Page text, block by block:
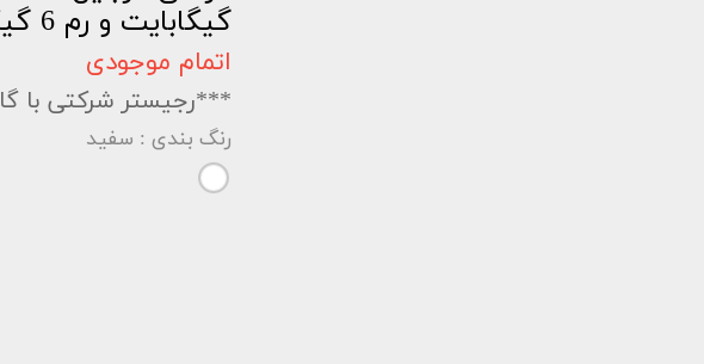
گیگابایت و رم 6 گیگابایت
اتمام موجودی
***رجیستر شرکتی با
رنگ بندی : سفید